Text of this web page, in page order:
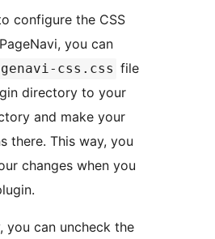
configure the CSS
you can
css.css file
directory to your
and make your
there. This way, you
changes when you
you can uncheck the